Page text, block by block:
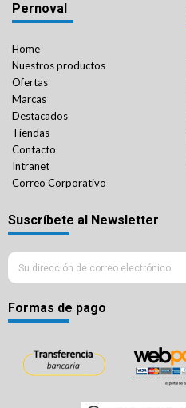
Pernoval
Home
Nuestros productos
Ofertas
Marcas
Destacados
Tiendas
Contacto
Intranet
Correo Corporativo
Suscríbete al Newsletter
Formas de pago